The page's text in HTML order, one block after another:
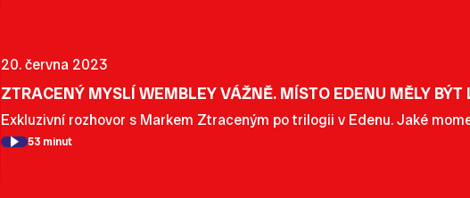
20. června 2023
ZTRACENÝ MYSLÍ WEMBLEY VÁŽNĚ. MÍSTO EDENU MĚLY
Exkluzivní rozhovor s Markem Ztraceným po trilogii v Edenu. Jaké
53 minut